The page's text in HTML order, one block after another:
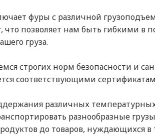
фуры с различной
что позволяет нам быть гибкими в
груза.
строгих норм безопасности и
соответствующими
различных
разнообразные
до товаров, нуждающихся в